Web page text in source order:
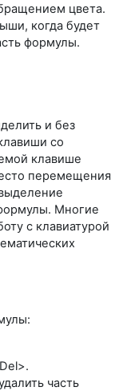
цвета.
когда будет
формулы.
и без
со
клавише
перемещения
Многие
с клавиатурой
часть